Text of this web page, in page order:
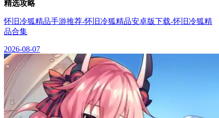
精选攻略
怀旧冷狐精品手游推荐-怀旧冷狐精品安卓版下载-怀旧冷狐精
品合集
2026-08-07